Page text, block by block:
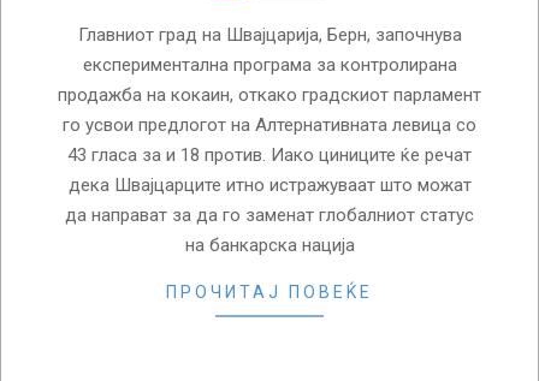
Главниот град на Швајцарија, Берн, започнува
експериментална програма за контролирана
продажба на кокаин, откако градскиот парламент
го усвои предлогот на Алтернативната левица со
43 гласа за и 18 против. Иако циниците ќе речат
дека Швајцарците итно истражуваат што можат
да направат за да го заменат глобалниот статус
на банкарска нација
ПРОЧИТАЈ ПОВЕЌЕ